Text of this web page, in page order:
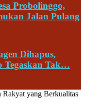
Probolinggo,
Jalan Pulang
Dihapus,
Tegaskan Tak…
Rakyat yang Berkualitas